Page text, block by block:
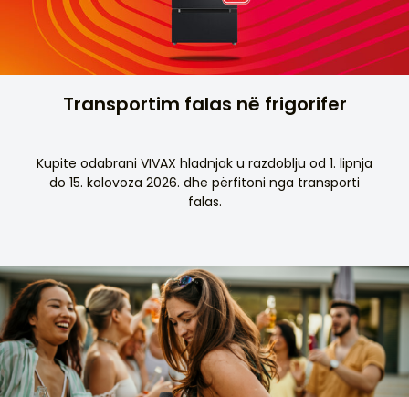
Transportim falas në frigorifer
Kupite odabrani VIVAX hladnjak u razdoblju od 1. lipnja
do 15. kolovoza 2026. dhe përfitoni nga transporti
falas.